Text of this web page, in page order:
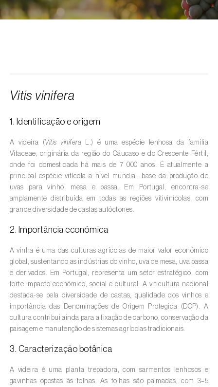
Alface (Lactuca sativa)
Ambientes aquáticos (
valas, canais, açudes, barragens e estações
de tratamento de águas residuais)
Ameixeira ( Prunus domestica L.)
Amendoeira (Prunus dulcis
Amoreira (Morus spp.)
Ananás / Abacaxi (Ananas comosus)
Anona ( Annona spp.)
Áreas não cultivadas ( -)
Aromáticas, condimentares e medicinais
Coriandrum, Petroselinum, Mentha, Ocimum,
Artemisia, Foeniculum, Laurus, Majorana,
Melissa, Pimpinella, Rosmarinus e outras )
Vitis vinifera
1. Identificação e origem
A videira (Vitis vinifera L.) é uma espécie lenhosa da família
Vitaceae, originária da região do Cáucaso e do Crescente Fértil,
onde foi domesticada há mais de 7 000 anos. É atualmente a
principal espécie vitícola a nível mundial, base da produção de
uvas para vinho, mesa e passa. Em Portugal, encontra-se
amplamente distribuída em todas as regiões vitivinícolas, com
grande diversidade de castas autóctones.
2. Importância económica
A vinha é uma das culturas agrícolas de maior valor económico
global, sustentando as indústrias do vinho, uva de mesa, uva passa
e derivados. Em Portugal, representa um setor estratégico, com
forte impacto económico, social e cultural. A viticultura nacional
destaca-se pela diversidade de castas, qualidade dos vinhos e
importância das Denominações de Origem Protegida (DOP). A
cultura contribui ainda para a fixação de carbono, conservação da
paisagem e manutenção de sistemas agrícolas tradicionais.
3. Caracterização botânica
A videira é uma planta trepadora, com sarmentos lenhosos e
gavinhas opostas às folhas. As folhas são palmadas, com 3–5